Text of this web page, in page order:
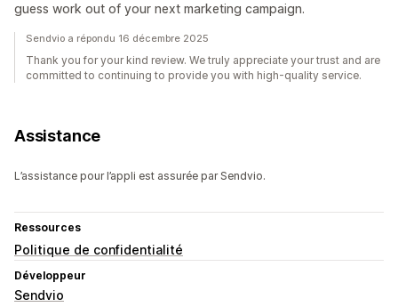
guess work out of your next marketing campaign.
Sendvio a répondu 16 décembre 2025
Thank you for your kind review. We truly appreciate your trust and are
committed to continuing to provide you with high-quality service.
Assistance
L’assistance pour l’appli est assurée par Sendvio.
Ressources
Politique de confidentialité
Développeur
Sendvio